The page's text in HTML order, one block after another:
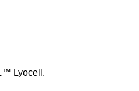
Lyocell.